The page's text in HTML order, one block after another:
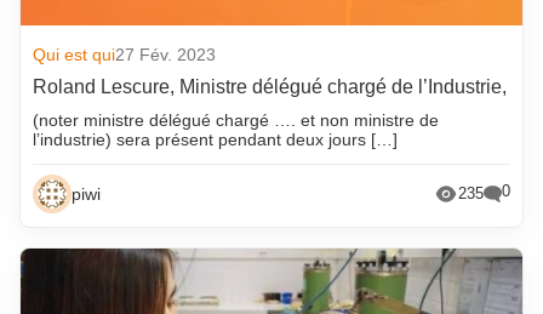
Qui est qui27 Fév. 2023
Roland Lescure, Ministre délégué chargé de l’Industrie,
(noter ministre délégué chargé …. et non ministre de
l’industrie) sera présent pendant deux jours […]
piwi 235 0